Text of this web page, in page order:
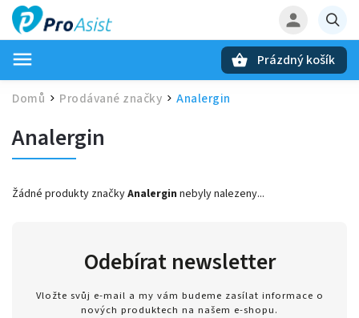
Prázdný košík
Domů / Prodávané značky / Analergin
Analergin
Žádné produkty značkyAnalergin nebyly nalezeny...
Odebírat newsletter
Vložte svůj e-mail a my vám budeme zasílat informace o
nových produktech na našem e-shopu.